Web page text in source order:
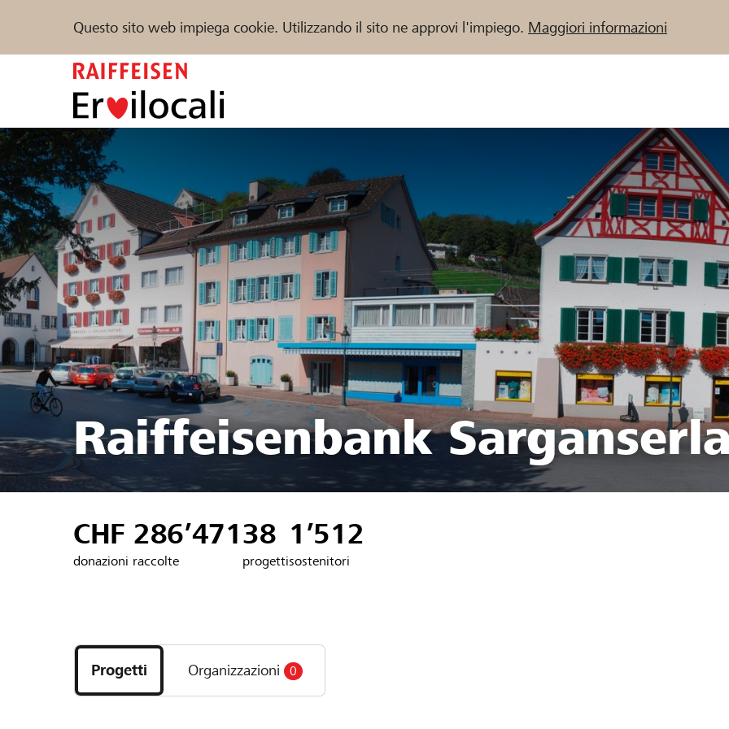
Questo sito web impiega cookie. Utilizzando il sito ne approvi l'impiego. Maggiori informazioni
Sostenere
Trova progetti e organizzazioni
DE FR IT
Raiffeisenbank
CHF 286’471
donazioni raccolte
38
progetti
1’512
sostenitori
i
progetti
e
Progetti Organizzazioni 0